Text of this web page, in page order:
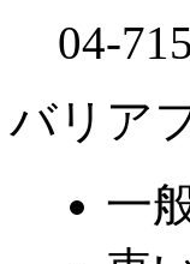
04-
バリア
一